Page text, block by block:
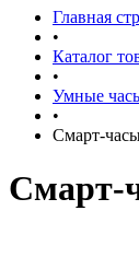
Главная
•
Каталог
•
Умные
•
Смарт-
Смарт-